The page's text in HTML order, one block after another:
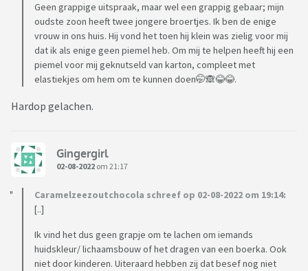
Geen grappige uitspraak, maar wel een grappig gebaar; mijn
oudste zoon heeft twee jongere broertjes. Ik ben de enige
vrouw in ons huis. Hij vond het toen hij klein was zielig voor mij
dat ik als enige geen piemel heb. Om mij te helpen heeft hij een
piemel voor mij geknutseld van karton, compleet met
elastiekjes om hem om te kunnen doen🤭🙈😂😂.
Hardop gelachen.
Gingergirl
02-08-2022 om 21:17
Caramelzeezoutchocola schreef op 02-08-2022 om 19:14:
[..]
Ik vind het dus geen grapje om te lachen om iemands
huidskleur/ lichaamsbouw of het dragen van een boerka. Ook
niet door kinderen. Uiteraard hebben zij dat besef nog niet